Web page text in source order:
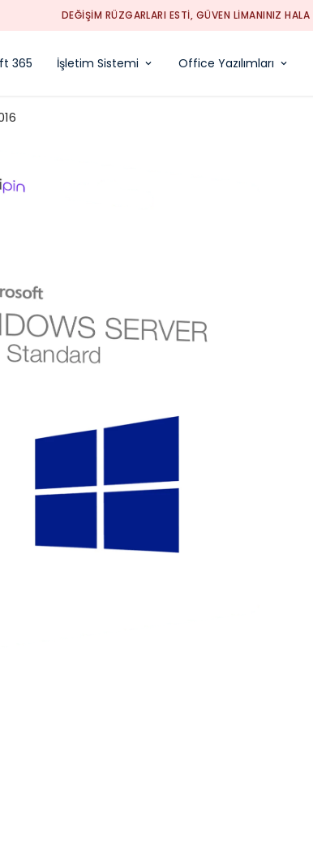
PintiPin Fiyatta Pinti, Hizmette Cömert!
365 İşletim Sistemi Office Yazılımları